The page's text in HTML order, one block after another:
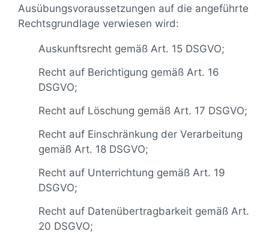
Ausübungsvoraussetzungen auf die angeführte
Rechtsgrundlage verwiesen wird:
Auskunftsrecht gemäß Art. 15 DSGVO;
Recht auf Berichtigung gemäß Art. 16
DSGVO;
Recht auf Löschung gemäß Art. 17 DSGVO;
Recht auf Einschränkung der Verarbeitung
gemäß Art. 18 DSGVO;
Recht auf Unterrichtung gemäß Art. 19
DSGVO;
Recht auf Datenübertragbarkeit gemäß Art.
20 DSGVO;